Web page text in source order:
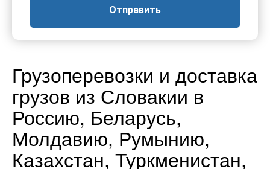
Отправить
Грузоперевозки и доставка
грузов из Словакии в
Россию, Беларусь,
Молдавию, Румынию,
Казахстан, Туркменистан,